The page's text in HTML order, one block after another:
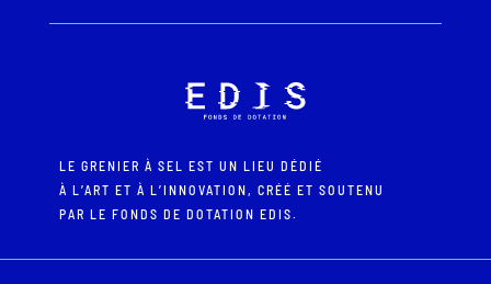
LE GRENIER À SEL EST UN LIEU DÉDIÉ
À L’ART ET À L’INNOVATION, CRÉÉ ET SOUTENU
PAR LE FONDS DE DOTATION EDIS.